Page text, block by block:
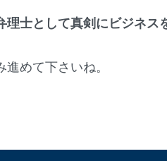
理士として真剣にビジネ
めて下さいね。